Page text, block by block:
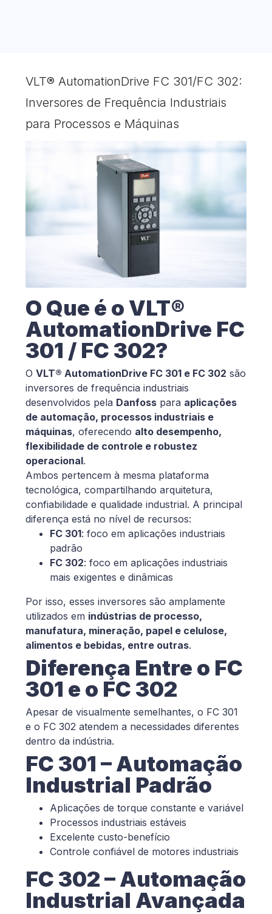
VLT® AutomationDrive FC 301/FC 302:
Inversores de Frequência Industriais
para Processos e Máquinas
O Que é o VLT®
AutomationDrive FC
301 / FC 302?
OVLT® AutomationDrive FC 301 e FC 302 são
inversores de frequência industriais
desenvolvidos pela Danfoss para aplicações
de automação, processos industriais e
máquinas, oferecendo alto desempenho,
flexibilidade de controle e robustez
operacional.
Ambos pertencem à mesma plataforma
tecnológica, compartilhando arquitetura,
confiabilidade e qualidade industrial. A principal
diferença está no nível de recursos:
FC 301: foco em aplicações industriais
padrão
FC 302: foco em aplicações industriais
mais exigentes e dinâmicas
Por isso, esses inversores são amplamente
utilizados em indústrias de processo,
manufatura, mineração, papel e celulose,
alimentos e bebidas, entre outras.
Diferença Entre o FC
301 e o FC 302
Apesar de visualmente semelhantes, o FC 301
e o FC 302 atendem a necessidades diferentes
dentro da indústria.
FC 301 – Automação
Industrial Padrão
Aplicações de torque constante e variável
Processos industriais estáveis
Excelente custo-benefício
Controle confiável de motores industriais
FC 302 – Automação
Industrial Avançada